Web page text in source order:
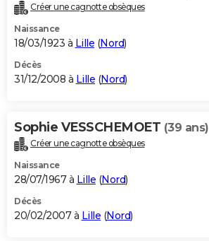
Créer une cagnotte obsèques
Naissance
18/03/1923 à Lille (Nord)
Décès
31/12/2008 à Lille (Nord)
Sophie VESSCHEMOET (39 ans)
Créer une cagnotte obsèques
Naissance
28/07/1967 à Lille (Nord)
Décès
20/02/2007 à Lille (Nord)